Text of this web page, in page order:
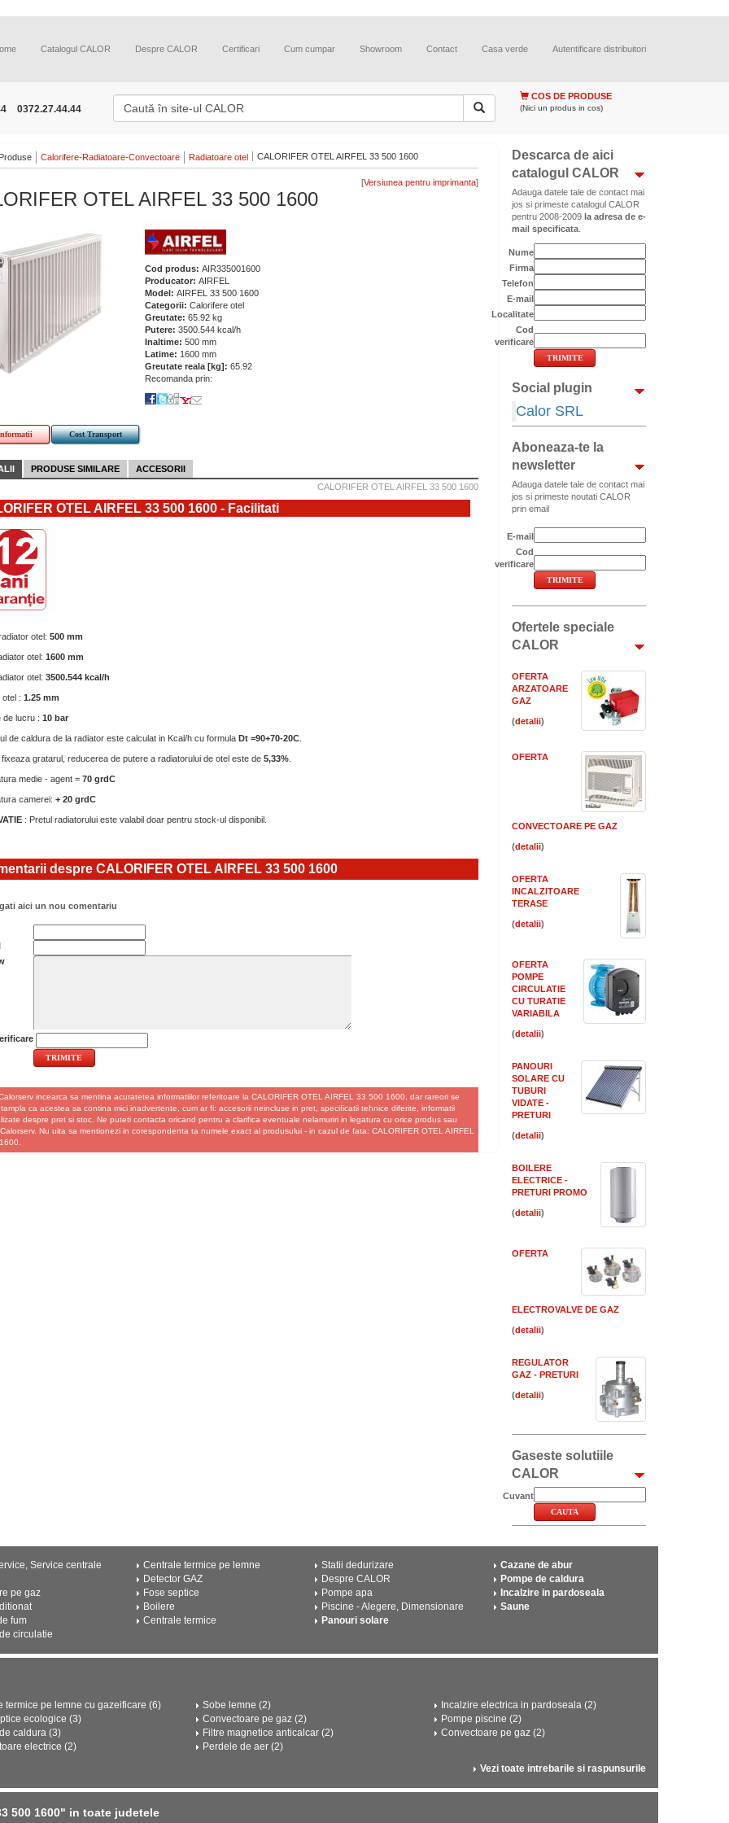
Catalogul CALOR Despre CALOR Certificari Cum cumpar Showroom Contact Casa verde Autentificare distribuitori
0372.27.44.44
COS DE PRODUSE
(Nici un produs in cos)
Produse Calorifere-Radiatoare-Convectoare Radiatoare otel CALORIFER OTEL AIRFEL 33 500 1600
[ ]
OTEL AIRFEL 33 500 1600
Cod produs: AIR335001600
Producator: AIRFEL
Model: AIRFEL 33 500 1600
Categorii: Calorifere otel
Greutate: 65.92 kg
Putere: 3500.544 kcal/h
Inaltime: 500 mm
Latime: 1600 mm
Greutate reala [kg]: 65.92
Recomanda prin:
Cost Transport
PRODUSE SIMILARE
ACCESORII
CALORIFER OTEL AIRFEL 33 500 1600
OTEL AIRFEL 33 500 1600 - Facilitati
otel: 500 mm
otel: 1600 mm
otel: 3500.544 kcal/h
: 1.25 mm
de lucru : 10 bar
de caldura de la radiator este calculat in Kcal/h cu formula Dt =90+70-20C.
gratarul, reducerea de putere a radiatorului de otel este de 5,33%.
medie - agent = 70 grdC
camerei: + 20 grdC
: Pretul radiatorului este valabil doar pentru stock-ul disponibil.
despre CALORIFER OTEL AIRFEL 33 500 1600
aici un nou comentariu
incearca sa mentina acuratetea informatiilor referitoare la CALORIFER OTEL AIRFEL 33 500 1600, dar rareori se
ca acestea sa contina mici inadvertente, cum ar fi: accesorii neincluse in pret, specificatii tehnice diferite, informatii
despre pret si stoc. Ne puteti contacta oricand pentru a clarifica eventuale nelamuriri in legatura cu orice produs sau
Nu uita sa mentionezi in corespondenta ta numele exact al produsului - in cazul de fata: CALORIFER OTEL AIRFEL
Descarca de aici
catalogul CALOR
Adauga datele tale de contact mai
jos si primeste catalogul CALOR
pentru 2008-2009 la adresa de e-
mail specificata
Nume
Firma
Telefon
E-mail
Localitate
Cod
verificare
Social plugin
Calor SRL
Aboneaza-te la
newsletter
Adauga datele tale de contact mai
jos si primeste noutati CALOR
prin email
E-mail
Cod
verificare
Ofertele speciale
CALOR
OFERTA
ARZATOARE
GAZ
( )
OFERTA
CONVECTOARE PE GAZ
( )
OFERTA
INCALZITOARE
TERASE
( )
OFERTA
POMPE
CIRCULATIE
CU TURATIE
VARIABILA
( )
PANOURI
SOLARE CU
TUBURI
VIDATE -
PRETURI
( )
BOILERE
ELECTRICE -
PRETURI PROMO
( )
OFERTA
ELECTROVALVE DE GAZ
( )
REGULATOR
GAZ - PRETURI
( )
Gaseste solutiile
CALOR
Cuvant
Service centrale
pe gaz
fum
circulatie
Centrale termice pe lemne
Detector GAZ
Fose septice
Boilere
Centrale termice
Statii dedurizare
Despre CALOR
Pompe apa
Piscine - Alegere, Dimensionare
Panouri solare
Cazane de abur
Pompe de caldura
Incalzire in pardoseala
Saune
termice pe lemne cu gazeificare (6)
ecologice (3)
caldura (3)
electrice (2)
Sobe lemne (2)
Convectoare pe gaz (2)
Filtre magnetice anticalcar (2)
Perdele de aer (2)
Incalzire electrica in pardoseala (2)
Pompe piscine (2)
Convectoare pe gaz (2)
Vezi toate intrebarile si raspunsurile
500 1600" in toate judetele